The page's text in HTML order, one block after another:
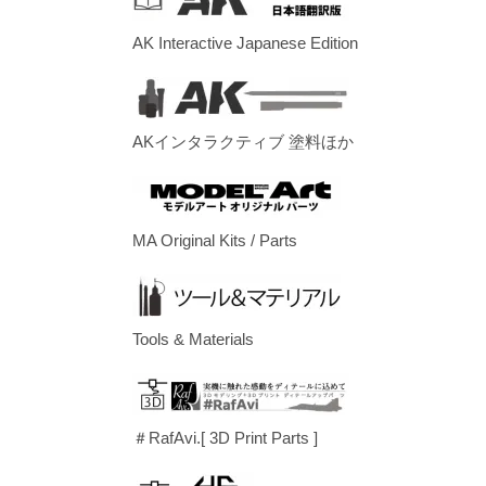
AK Interactive Japanese Edition
AKインタラクティブ 塗料ほか
MA Original Kits / Parts
Tools & Materials
＃RafAvi.[ 3D Print Parts ]